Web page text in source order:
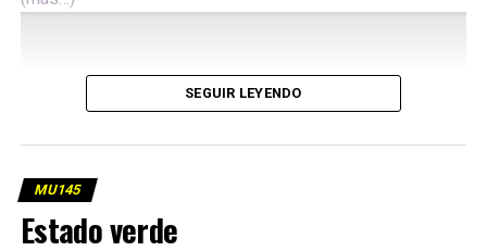
SEGUIR LEYENDO
MU145
Estado verde